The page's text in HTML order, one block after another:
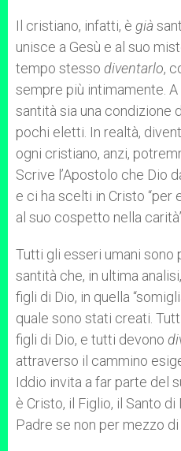
Il cristiano, infatti, è già
unisce a Gesù e al suo
tempo stesso diventarlo,
sempre più intimamente.
santità sia una condizione
pochi eletti. In realtà,
ogni cristiano, anzi,
Scrive l’Apostolo che Dio
e ci ha scelti in Cristo
al suo cospetto nella
Tutti gli esseri umani sono
santità che, in ultima
figli di Dio, in quella
quale sono stati creati.
figli di Dio, e tutti devono
attraverso il cammino
Iddio invita a far parte del
è Cristo, il Figlio, il Santo di
Padre se non per mezzo di